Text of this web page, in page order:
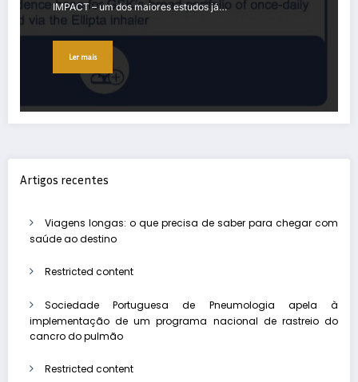
IMPACT – um dos maiores estudos já…
Ler mais
Artigos recentes
Viagens longas: o que precisa de saber para chegar com
saúde ao destino
Restricted content
Sociedade Portuguesa de Pneumologia apela à
implementação de um programa nacional de rastreio do
cancro do pulmão
Restricted content